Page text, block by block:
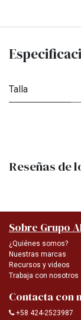
Talla
Reseñas de
Sobre Grupo
¿Quiénes somos?
Nuestras marcas
Recursos y videos
Trabaja con nosotros
Contacta con
+58 424-2523987